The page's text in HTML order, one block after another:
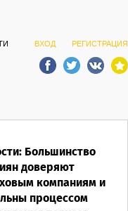
ВХОД РЕГИСТРАЦИЯ
Большинство
доверяют
компаниям и
процессом